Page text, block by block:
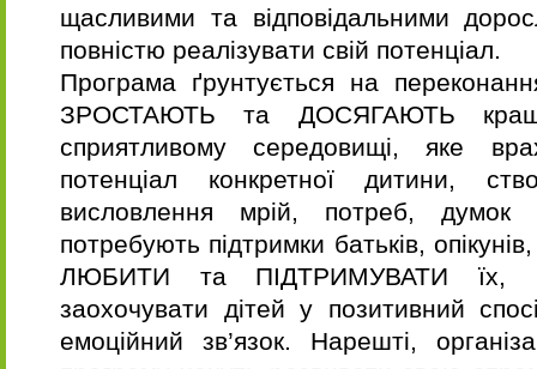
щасливими та відповідальними
повністю реалізувати свій потенціал.
Програма ґрунтується на
ЗРОСТАЮТЬ та ДОСЯГАЮТЬ
сприятливому середовищі, яке
потенціал конкретної дитини,
висловлення мрій, потреб,
потребують підтримки батьків,
ЛЮБИТИ та ПІДТРИМУВАТИ їх,
заохочувати дітей у позитивний
емоційний зв’язок. Нарешті,